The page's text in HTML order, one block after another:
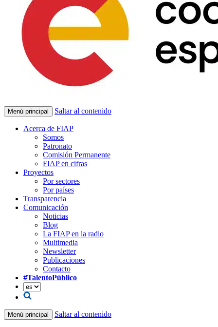
Menú principal Saltar al contenido
Acerca de FIAP
Somos
Patronato
Comisión Permanente
FIAP en cifras
Proyectos
Por sectores
Por países
Transparencia
Comunicación
Noticias
Blog
La FIAP en la radio
Multimedia
Newsletter
Publicaciones
Contacto
#TalentoPúblico
Menú principal Saltar al contenido